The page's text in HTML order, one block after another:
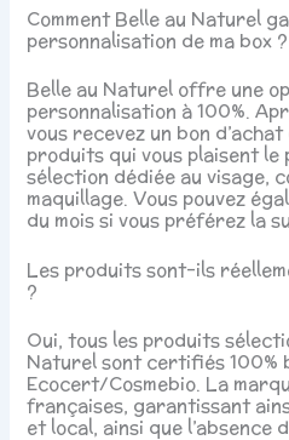
Comment Belle au Naturel
personnalisation de ma box ?
Belle au Naturel offre une
personnalisation à 100%.
vous recevez un bon
produits qui vous plaisent le
sélection dédiée au visage,
maquillage. Vous pouvez
du mois si vous préférez la
Les produits sont-ils
?
Oui, tous les produits
Naturel sont certifiés 100%
Ecocert/Cosmebio. La
françaises, garantissant
et local, ainsi que l’absence